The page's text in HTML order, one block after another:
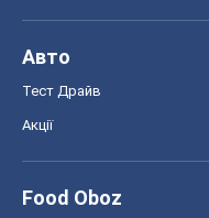
Авто
Тест Драйв
Акції
Food Oboz